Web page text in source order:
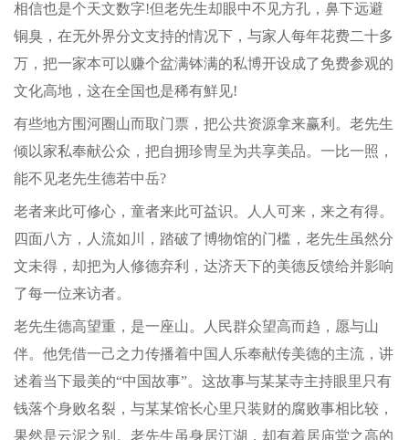
相信也是个天文数字!但老先生却眼中不见方孔，鼻下远避
铜臭，在无外界分文支持的情况下，与家人每年花费二十多
万，把一家本可以赚个盆满钵满的私博开设成了免费参观的
文化高地，这在全国也是稀有鮮见!
有些地方围河圈山而取门票，把公共资源拿来赢利。老先生
倾以家私奉献公众，把自拥珍冑呈为共享美品。一比一照，
能不见老先生德若中岳?
老者来此可修心，童者来此可益识。人人可来，来之有得。
四面八方，人流如川，踏破了博物馆的门槛，老先生虽然分
文未得，却把为人修德弃利，达济天下的美德反馈给并影响
了每一位来访者。
老先生德高望重，是一座山。人民群众望高而趋，愿与山
伴。他凭借一己之力传播着中国人乐奉献传美德的主流，讲
述着当下最美的“中国故事”。这故事与某某寺主持眼里只有
钱落个身败名裂，与某某馆长心里只装财的腐败事相比较，
果然是云泥之别。老先生虽身居江湖，却有着居庙堂之高的